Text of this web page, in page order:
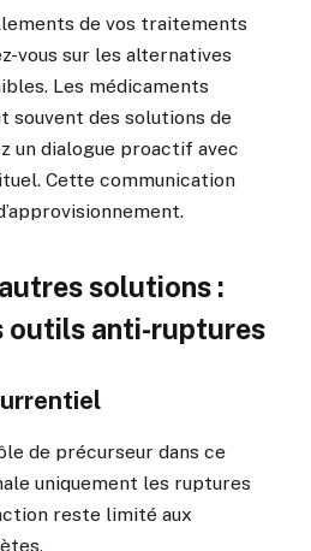
de vos traitements
vous sur les alternatives
Les médicaments
souvent des solutions de
un dialogue proactif avec
Cette communication
solutions :
outils anti-ruptures
de précurseur dans ce
uniquement les ruptures
reste limité aux